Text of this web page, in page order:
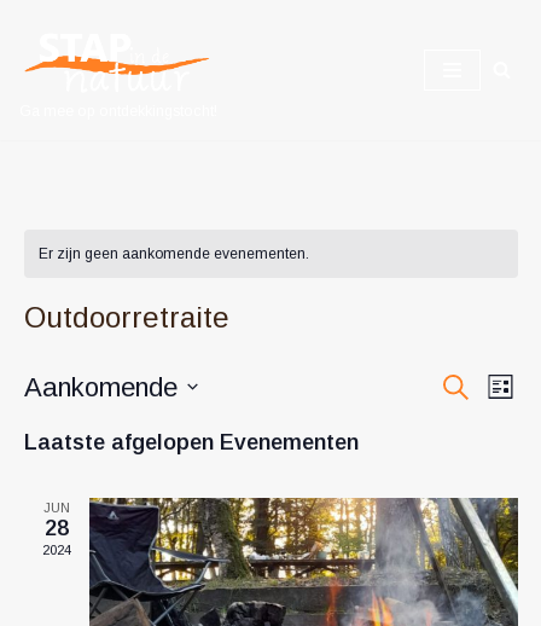
Ga
Er zijn geen aankomende evenementen.
Outdoorretraite
Zoeken
Lijst
Aankomende
een
Laatste afgelopen Evenementen
JUN
28
2024